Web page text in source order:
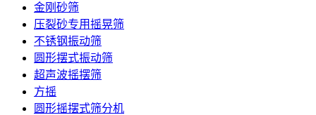
金刚砂筛
压裂砂专用摇晃筛
不锈钢振动筛
圆形摆式振动筛
超声波摇摆筛
方摇
圆形摇摆式筛分机